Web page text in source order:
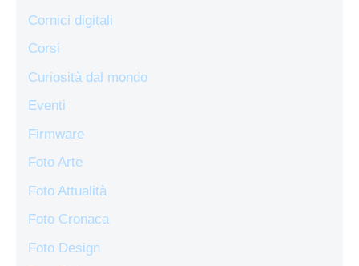
Cornici digitali
Corsi
Curiosità dal mondo
Eventi
Firmware
Foto Arte
Foto Attualità
Foto Cronaca
Foto Design